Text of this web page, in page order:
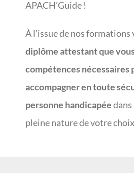
APACH’Guide !
À l’issue de nos formations
diplôme attestant que
compétences nécessaires
accompagner en toute
personne handicapéedans
pleine nature de votre